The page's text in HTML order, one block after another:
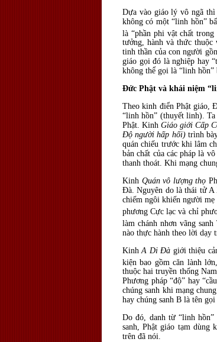
Dựa vào giáo lý vô ngã thì
không có một “linh hồn”
là “phần phi vật chất
tưởng, hành và thức thuộc
tinh thần của con người
giáo gọi đó là nghiệp hay
không thể gọi là “linh hồn”
Đức Phật và khái niệm
Theo kinh điển Phật giáo,
“linh hồn” (thuyết linh).
Phật. KinhGiáo giới Cấp
Độ người hấp hối)trình
quán chiếu trước khi lâm
bản chất của các pháp là
thanh thoát. Khi mạng
Kinh Quán vô lượng thọ
Đà. Nguyên do là thái tử A
chiếm ngôi khiến người
phương Cực lạc và chỉ
làm chánh nhơn vãng
nào thực hành theo lời dạy
KinhA Di Đà giới thiệu
kiện bao gồm căn lành
thuộc hai truyền thống
Phương pháp “độ” hay
chúng sanh khi mạng
hay chúng sanh B là tên
Do đó, danh từ “linh
sanh, Phật giáo tạm dùng
trên đã nói.